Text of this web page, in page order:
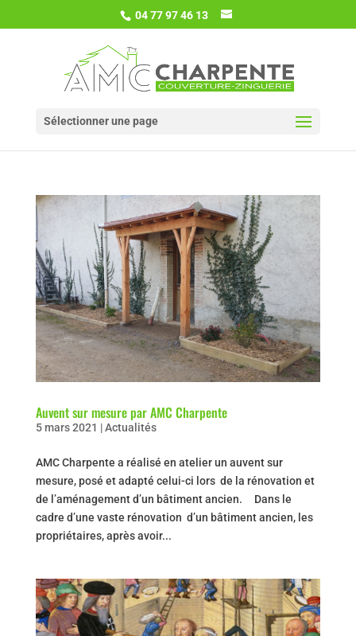
04 77 97 46 13
Sélectionner une page
Auvent sur mesure par AMC Charpente
5 mars 2021 |Actualités
AMC Charpente a réalisé en atelier un auvent sur
mesure, posé et adapté celui-ci lors de la rénovation et
de l’aménagement d’un bâtiment ancien. Dans le
cadre d’une vaste rénovation d’un bâtiment ancien, les
propriétaires, après avoir...